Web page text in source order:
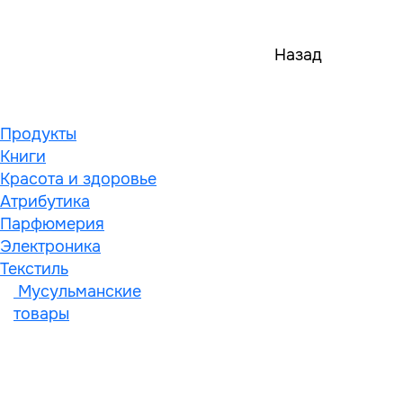
Назад
Продукты
Книги
Красота и здоровье
Атрибутика
Парфюмерия
Электроника
Текстиль
Мусульманские
товары